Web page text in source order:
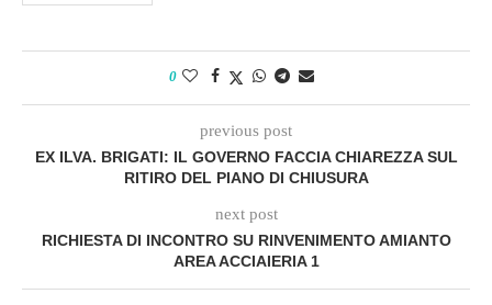
0
previous post
EX ILVA. BRIGATI: IL GOVERNO FACCIA CHIAREZZA SUL
RITIRO DEL PIANO DI CHIUSURA
next post
RICHIESTA DI INCONTRO SU RINVENIMENTO AMIANTO
AREA ACCIAIERIA 1